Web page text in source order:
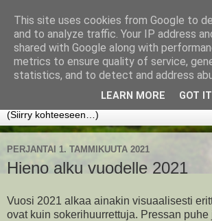
www.jyrkikokko.fi
Uusi Suunta - Jokainen hetki tarjoaa
PERJANTAI 1. TAMMIKUUTA 2021
Hieno alku vuodelle 2021
Vuosi 2021 alkaa ainakin visuaalisesti
ovat kuin sokerihuurrettuja. Pressan puhe
This site uses cookies from Google to
and to analyze traffic. Your IP address
shared with Google along with
metrics to ensure quality of service,
statistics, and to detect and address
LEARN MORE GOT IT